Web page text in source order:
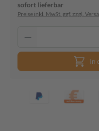
sofort lieferbar
Preise inkl. MwSt. ggf. zzgl.
In